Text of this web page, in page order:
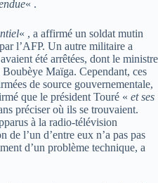
« .
« , a affirmé un soldat mutin
l’AFP. Un autre militaire a
été arrêtées, dont le ministre
Maïga. Cependant, ces
de source gouvernementale,
que le président Touré « et ses
préciser où ils se trouvaient.
à la radio-télévision
l’un d’entre eux n’a pas pas
d’un problème technique, a